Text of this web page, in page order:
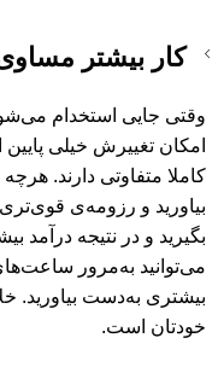
کار بیشتر
وقتی جایی استخدام
امکان تغییرش خیلی
کاملا متفاوتی دارند.
بیاورید و رزومه‌ی قوی‌تری
بگیرید و در نتیجه درآمد
می‌توانید به‌مرور
بیشتری به‌دست
خودتان است.